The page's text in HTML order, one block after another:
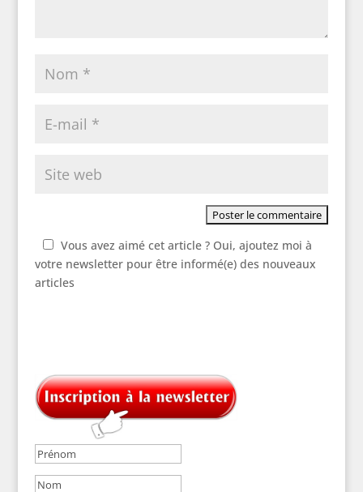
Vous avez aimé cet article ? Oui, ajoutez moi à
votre newsletter pour être informé(e) des nouveaux
articles